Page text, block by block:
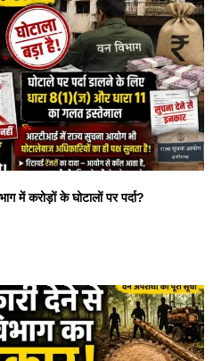
में करोड़ों के घोटालों पर पर्दा?